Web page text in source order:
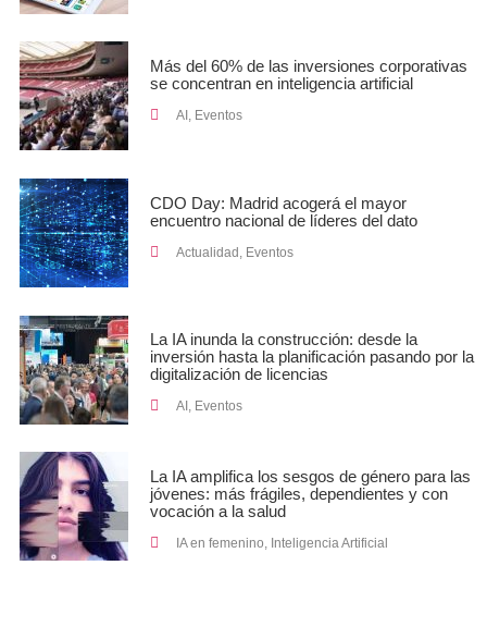
Más del 60% de las inversiones corporativas
se concentran en inteligencia artificial
AI , Eventos
CDO Day: Madrid acogerá el mayor
encuentro nacional de líderes del dato
Actualidad, Eventos
La IA inunda la construcción: desde la
inversión hasta la planificación pasando por la
digitalización de licencias
AI , Eventos
La IA amplifica los sesgos de género para las
jóvenes: más frágiles, dependientes y con
vocación a la salud
IA en femenino, Inteligencia Artificial